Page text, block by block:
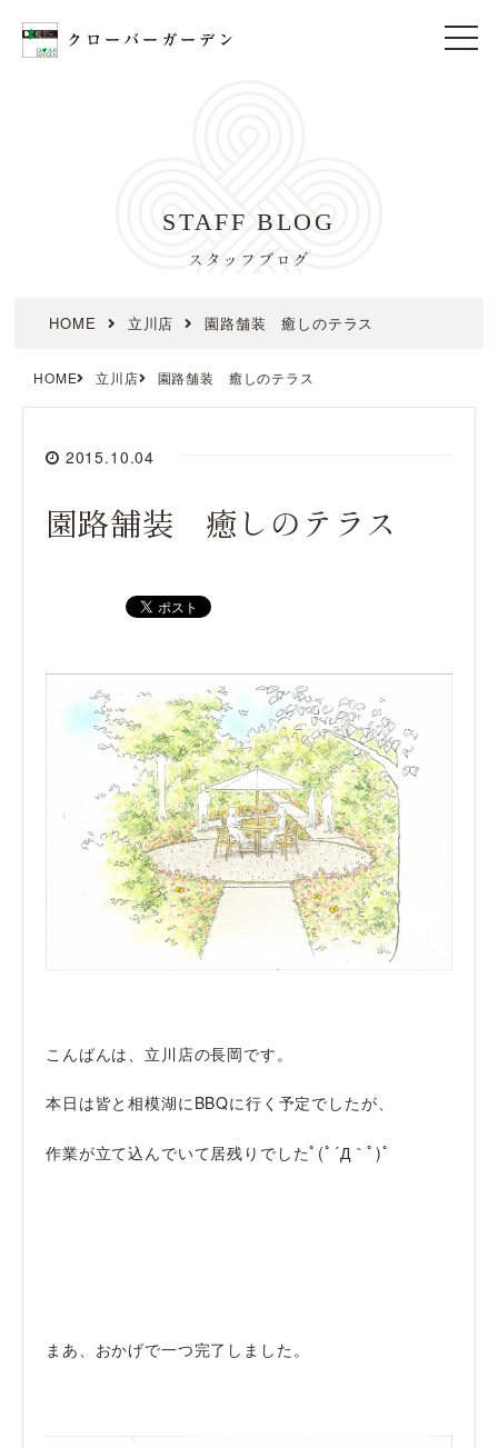
t
STAFF BLOG
スタッフブログ
HOME 立川店 園路舗装 癒しのテラス
HOME 立川店 園路舗装 癒しのテラス
2015.10.04
園路舗装 癒しのテラス
こんばんは、立川店の長岡です。
本日は皆と相模湖にBBQに行く予定でしたが、
作業が立て込んでいて居残りでしたﾟ(ﾟ´Д｀ﾟ)ﾟ
まあ、おかげで一つ完了しました。